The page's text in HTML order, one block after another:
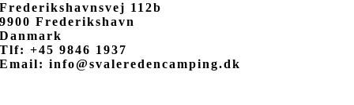
Frederikshavnsvej 112b
9900 Frederikshavn
Danmark
Tlf: +45 9846 1937
Email: info@svaleredencamping.dk